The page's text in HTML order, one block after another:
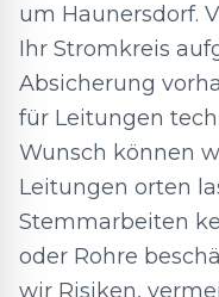
um Haunersdorf.
Ihr Stromkreis
Absicherung
für Leitungen
Wunsch können
Leitungen orten
Stemmarbeiten
oder Rohre
wir Risiken,